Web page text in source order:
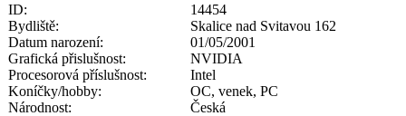
ID:
14454
Bydliště:
Skalice nad Svitavou 162
Datum narození:
01/05/2001
Grafická přislušnost:
NVIDIA
Procesorová příslušnost:
Intel
Koníčky/hobby:
OC, venek, PC
Národnost:
Česká